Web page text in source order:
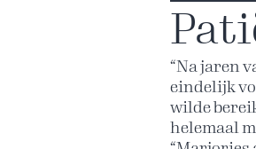
“Na jaren
eindelijk
wilde
helemaal